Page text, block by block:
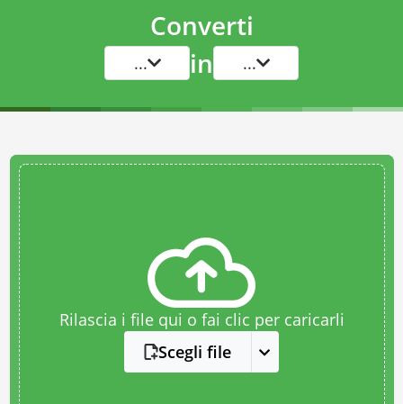
Converti
... in ...
Rilascia i file qui o fai clic per caricarli
Scegli file